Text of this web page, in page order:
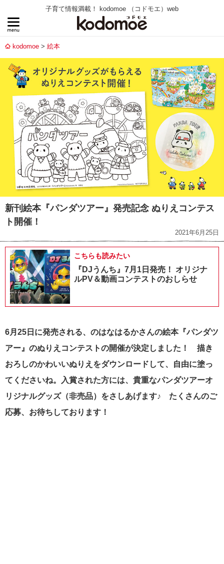
子育て情報満載！ kodomoe （コドモエ）web
kodomoe 絵本
新刊絵本『パンダツアー』発売記念 ぬりえコンテス
ト開催！
2021年6月25日
こちらも読みたい
『DJうんち』7月1日発売！ オリジナ
ルPV＆動画コンテストのおしらせ
6月25日に発売される、のはなはるかさんの絵本『パンダツ
アー』のぬりえコンテストの開催が決定しました！ 描き
おろしのかわいいぬりえをダウンロードして、自由に塗っ
てくださいね。入賞された方には、貴重なパンダツアーオ
リジナルグッズ（非売品）をさしあげます♪ たくさんのご
応募、お待ちしております！